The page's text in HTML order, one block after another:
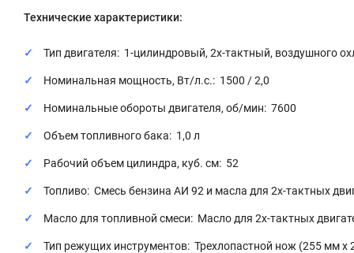
Технические характеристики:
Тип двигателя: 1-цилиндровый, 2х-тактный, воздушного
Номинальная мощность, Вт/л.с.: 1500 / 2,0
Номинальные обороты двигателя, об/мин: 7600
Объем топливного бака: 1,0 л
Рабочий объем цилиндра, куб. см: 52
Топливо: Смесь бензина АИ 92 и масла для 2х-тактных
Масло для топливной смеси: Масло для 2х-тактных
Тип режущих инструментов: Трехлопастной нож (255 мм